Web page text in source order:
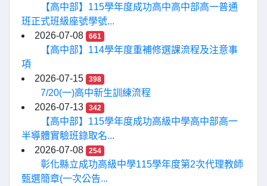
【高中部】115學年度成功高中高中部高一普通
班正式班級座號學號...
2026-07-08
661
【高中部】114學年度重補修選課流程及注意事
項
2026-07-15
398
7/20(一)高中新生訓練流程
2026-07-13
342
【高中部】115學年度成功高級中學高中部高一
半導體實驗班錄取名...
2026-07-08
254
彰化縣立成功高級中學115學年度第2次代理教師
甄選簡章(一次公告...